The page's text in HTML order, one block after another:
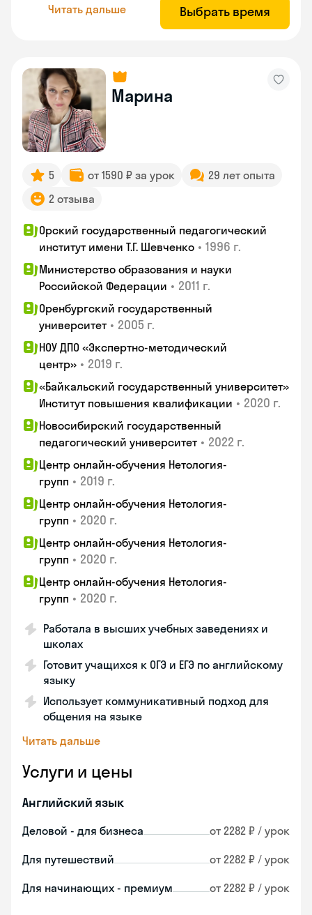
Читать дальше Выбрать время
Марина
5 от 1590 ₽ за урок
29 лет опыта
2 отзыва
Орский государственный педагогический
институт имени Т.Г. Шевченко • 1996 г.
Министерство образования и науки
Российской Федерации • 2011 г.
Оренбургский государственный
университет • 2005 г.
НОУ ДПО «Экспертно-методический
центр» • 2019 г.
«Байкальский государственный университет»
Институт повышения квалификации • 2020 г.
Новосибирский государственный
педагогический университет • 2022 г.
Центр онлайн-обучения Нетология-
групп • 2019 г.
Центр онлайн-обучения Нетология-
групп • 2020 г.
Центр онлайн-обучения Нетология-
групп • 2020 г.
Центр онлайн-обучения Нетология-
групп • 2020 г.
Работала в высших учебных заведениях и
школах
Готовит учащихся к ОГЭ и ЕГЭ по английскому
языку
Использует коммуникативный подход для
общения на языке
Читать дальше
Услуги и цены
Английский язык
Деловой - для бизнеса от 2282 ₽ / урок
Для путешествий от 2282 ₽ / урок
Для начинающих - премиум от 2282 ₽ / урок